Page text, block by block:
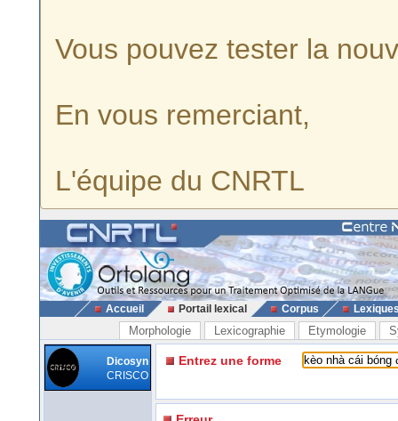
Vous pouvez tester la
En vous remerciant,
L'équipe du CNRTL
Accueil Portail lexical Corpus
Morphologie Lexicographie Etymologie
Dicosyn
CRISCO
Entrez une forme